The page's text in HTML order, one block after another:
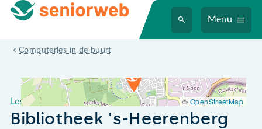
Menu
Computerles in de buurt
Leslocatie Bibliotheek 's-Heerenberg
Leslocatie
Bibliotheek 's-Heerenberg
©OpenStreetMap